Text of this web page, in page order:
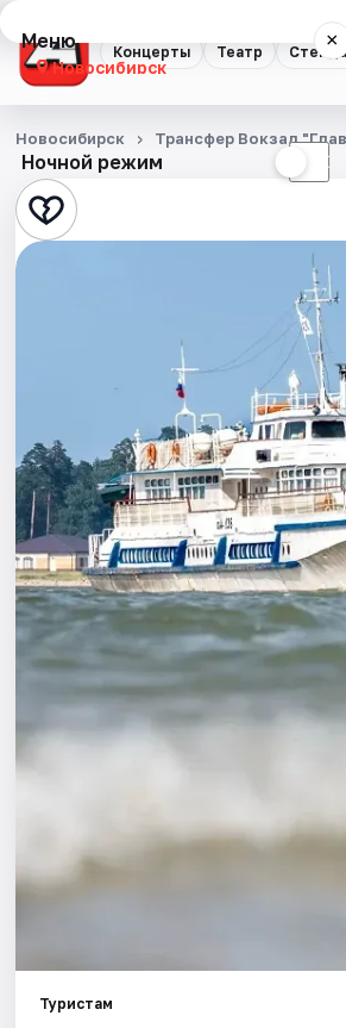
Концерты Театр
Меню ×
Новосибирск
Концерты
Театр
Стендап
Спорт
События
Города
Площадки
Артисты
Ночной режим ☾
Новосибирск Трансфер Вокзал
Туристам